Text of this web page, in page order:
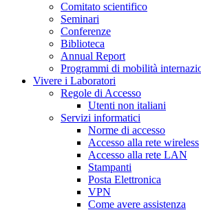
Comitato scientifico
Seminari
Conferenze
Biblioteca
Annual Report
Programmi di mobilità
Vivere i Laboratori
Regole di Accesso
Utenti non italiani
Servizi informatici
Norme di accesso
Accesso alla rete wireless
Accesso alla rete LAN
Stampanti
Posta Elettronica
VPN
Come avere assistenza